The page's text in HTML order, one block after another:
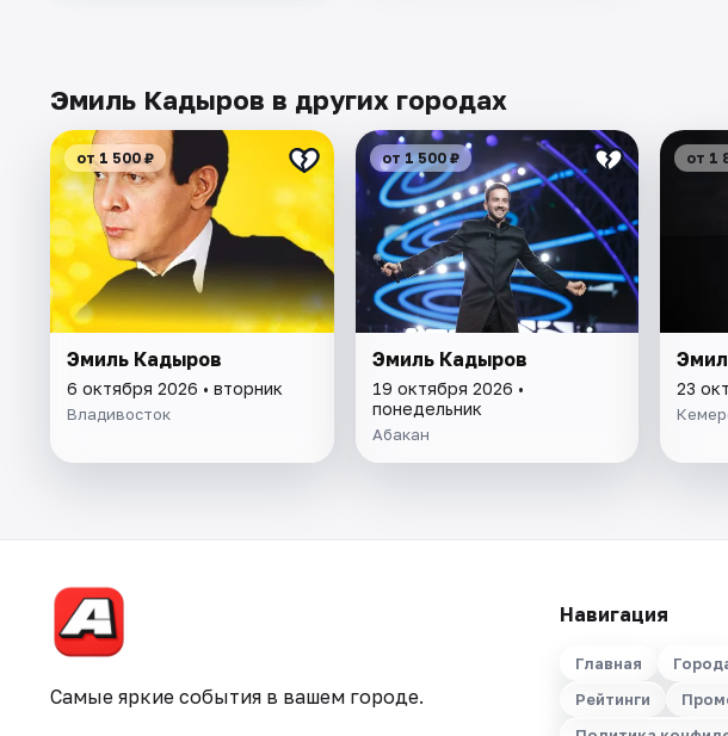
Эмиль Кадыров в других городах
от 1 500 ₽
Эмиль Кадыров
6 октября 2026 • вторник
Владивосток
от 1 500 ₽
Эмиль Кадыров
19 октября 2026 •
понедельник
Абакан
от 1
23
Самые яркие события в вашем городе.
Навигация
Главная
Рейтинги